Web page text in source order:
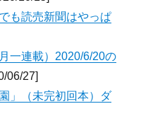
も読売新聞はやっぱ
一連載）2020/6/20の
06/27]
」（未完初回本）ダ